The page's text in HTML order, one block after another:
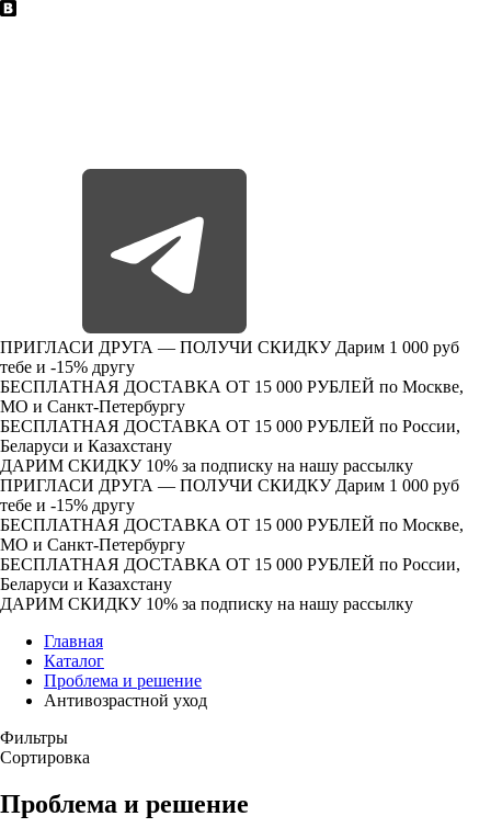
ПРИГЛАСИ ДРУГА — ПОЛУЧИ СКИДКУ Дарим 1 000 руб
тебе и -15% другу
БЕСПЛАТНАЯ ДОСТАВКА ОТ 15 000 РУБЛЕЙ по Москве,
МО и Санкт-Петербургу
БЕСПЛАТНАЯ ДОСТАВКА ОТ 15 000 РУБЛЕЙ по России,
Беларуси и Казахстану
ДАРИМ СКИДКУ 10% за подписку на нашу рассылку
ПРИГЛАСИ ДРУГА — ПОЛУЧИ СКИДКУ Дарим 1 000 руб
тебе и -15% другу
БЕСПЛАТНАЯ ДОСТАВКА ОТ 15 000 РУБЛЕЙ по Москве,
МО и Санкт-Петербургу
БЕСПЛАТНАЯ ДОСТАВКА ОТ 15 000 РУБЛЕЙ по России,
Беларуси и Казахстану
ДАРИМ СКИДКУ 10% за подписку на нашу рассылку
Главная
Каталог
Проблема и решение
Антивозрастной уход
Фильтры
Сортировка
Проблема и решение